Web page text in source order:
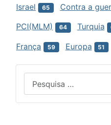
Israel 65 Contra a
PCI(MLM) 64 Turquia
França 59 Europa 51